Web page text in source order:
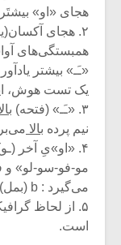
هجای «او»
۲. هجای
همبستگی‌‌های
«ـَـ» بیشتر
یک تست هوش،
۳. «ـَـ» (فتحه)
نیم پرده بالا
۴. «او»یِ آخر (ـو)،
مو-فو-سو-لو» و
می‌گیرد : b (بمل) نت را نیم پرده
است.